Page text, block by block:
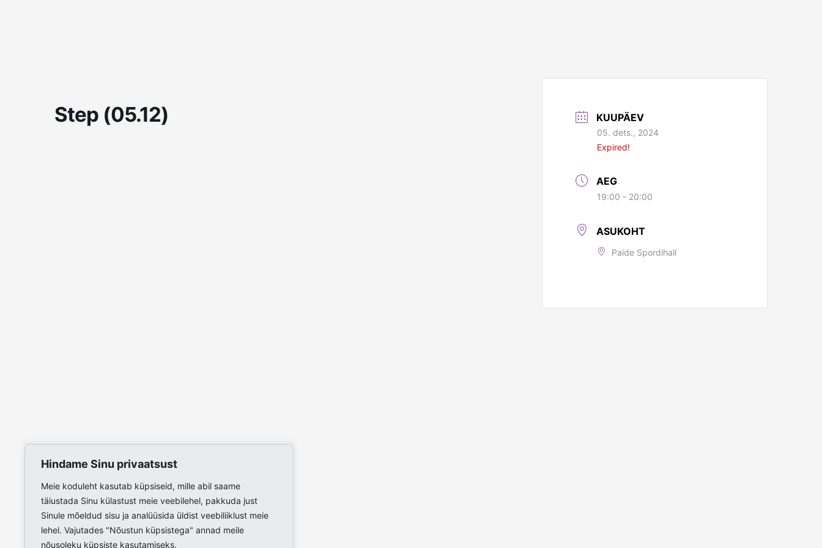
Hindame Sinu privaatsust
Meie koduleht kasutab küpsiseid, mille abil saame
täiustada Sinu külastust meie veebilehel, pakkuda just
Sinule mõeldud sisu ja analüüsida üldist veebiliiklust meie
lehel. Vajutades "Nõustun küpsistega" annad meile
nõusoleku küpsiste kasutamiseks.
Step (05.12) KUUPÄEV
05. dets., 2024
Expired!
AEG
19:00 - 20:00
ASUKOHT
Paide Spordihall